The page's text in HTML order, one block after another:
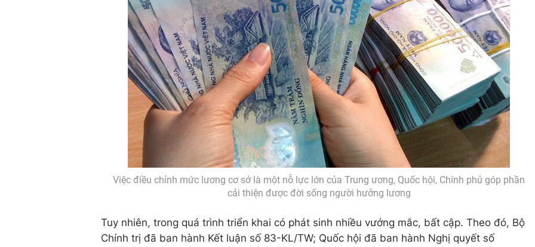
Việc điều chỉnh mức lương cơ sở là một nỗ lực lớn của Trung ương, Quốc hội, Chính phủ góp phần
cải thiện được đời sống người hưởng lương
Tuy nhiên, trong quá trình triển khai có phát sinh nhiều vướng mắc, bất cập. Theo đó, Bộ
Chính trị đã ban hành Kết luận số 83-KL/TW; Quốc hội đã ban hành Nghị quyết số